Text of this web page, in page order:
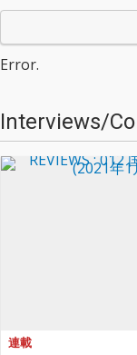
y Dream Goes ON〜鳴
して書き下ろされた。
Error.
Interviews/
連載